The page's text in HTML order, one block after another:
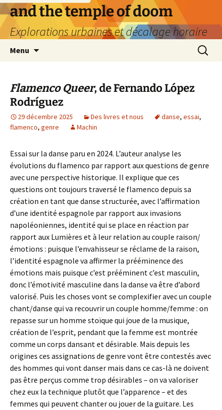
Aller
au
contenu
and the temple of doom
Explorations urbaines et décalage horaire
Menu
Flamenco Queer, de Fernando López
Rodríguez
29 décembre 2025 Des livres et nous danse, essai,
flamenco, genre Machin
Essai sur la danse paru en 2024. L’auteur analyse les
évolutions du flamenco par rapport aux questions de genre
avec une perspective historique. Il explique que ces
questions ont toujours traversé le flamenco depuis sa
création en tant que danse structurée, avec l’affirmation
d’une identité espagnole par rapport aux invasions
napoléoniennes, identité qui se place en réaction par
rapport aux Lumières et à leur relation au couple raison/
émotions : puisque l’envahisseur se réclame de la raison,
l’identité espagnole va affirmer la prééminence des
émotions mais puisque c’est prééminent c’est masculin,
donc l’émotivité masculine dans la danse va être d’abord
valorisé. Puis les choses vont se complexifier avec un couple
chant/danse qui va recouvrir un couple homme/femme : on
repasse sur un homme stoïque qui joue de la musique,
création de l’esprit, pendant que la femme est montrée
comme un corps dansant et désirable. Mais depuis les
origines ces assignations de genre vont être contestés avec
des hommes qui vont danser mais dans ce cas-là ne doivent
pas être perçus comme trop désirables – on va valoriser
chez eux la technique plutôt que l’apparence – et des
femmes qui peuvent chanter ou jouer de la guitare. Les